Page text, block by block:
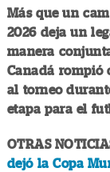
Más que un
2026 deja un
manera
Canadá rompió
al torneo
etapa para el
OTRAS
dejó la Copa